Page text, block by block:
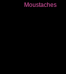
Moustaches